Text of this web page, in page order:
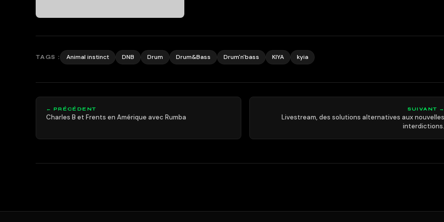
TAGS : Animal instinct DNB Drum Drum&Bass Drum'n'bass KIYA kyia
← PRÉCÉDENT
Charles B et Frents en Amérique avec Rumba
SUIVANT →
Livestream, des solutions alternatives aux nouvelles
interdictions.